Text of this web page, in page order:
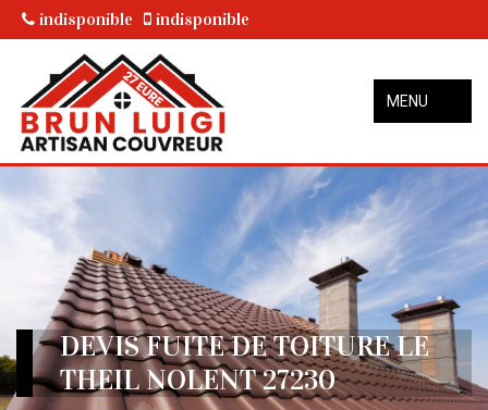
indisponible indisponible
MENU
DEVIS FUITE DE TOITURE LE
THEIL NOLENT 27230